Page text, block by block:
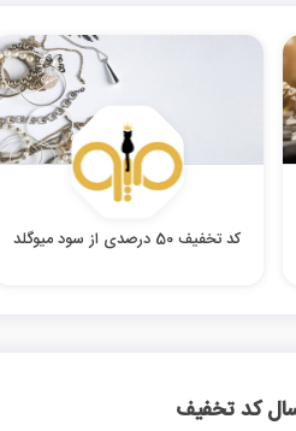
کد تخفیف 50 درصدی از سود میوگلد
کد تخفیف